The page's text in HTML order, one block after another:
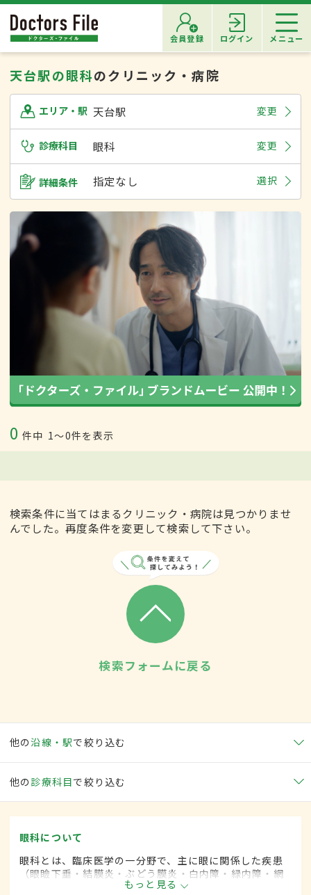
会員登録 ログイン メニュー
天台駅の眼科のクリニック・病院
エリア・駅 天台駅 変更
診療科目 眼科 変更
詳細条件 指定なし 選択
0 件中 1〜0件を表示
検索条件に当てはまるクリニック・病院は見つかりませ
んでした。再度条件を変更して検索して下さい。
検索フォームに戻る
他の沿線・駅で絞り込む
他の 診療科目で絞り込む
眼科について
眼科とは、臨床医学の一分野で、主に眼に関係した疾患
（眼瞼下垂・結膜炎・ぶどう膜炎・白内障・緑内障・網
膜剥離など）を専門的に取り扱います。
もっと見る